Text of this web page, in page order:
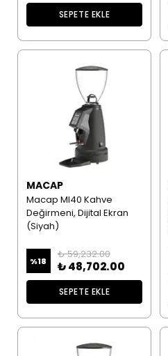
SEPETE EKLE
MACAP
Macap MI40 Kahve
Değirmeni, Dijital Ekran
(Siyah)
%18
₺ 59,232.00
₺ 48,702.00
SEPETE EKLE